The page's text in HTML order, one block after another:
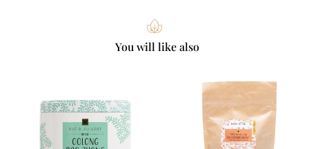
You will like also